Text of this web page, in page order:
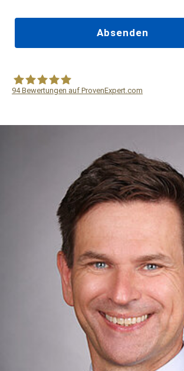
94Bewertungen auf ProvenExpert.com